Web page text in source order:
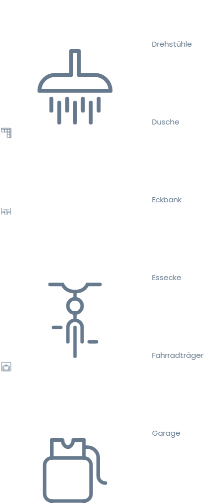
Drehstühle
Dusche
Eckbank
Essecke
Fahrradträger
Garage